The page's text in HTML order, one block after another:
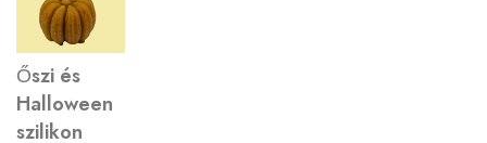
Őszi és
Halloween
szilikon